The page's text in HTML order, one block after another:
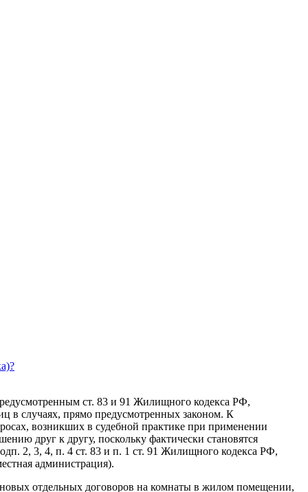
ст. 83 и 91 Жилищного кодекса РФ,
в случаях, прямо предусмотренных законом. К
возникших в судебной практике при применении
друг к другу, поскольку фактически становятся
2, 3, 4, п. 4 ст. 83 и п. 1 ст. 91 Жилищного кодекса РФ,
администрация).
отдельных договоров на комнаты в жилом помещении,